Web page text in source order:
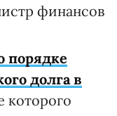
финансов
порядке
долга в
которого